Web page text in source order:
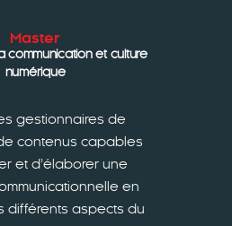
Master
communication et culture
numérique
gestionnaires de
contenus capables
et d’élaborer une
en
différents aspects du